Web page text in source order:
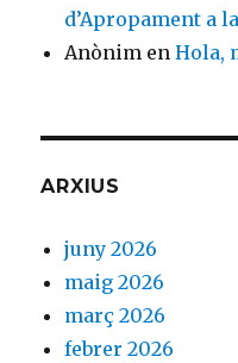
d’Apropament a
Anònim enHola,
ARXIUS
juny 2026
maig 2026
març 2026
febrer 2026